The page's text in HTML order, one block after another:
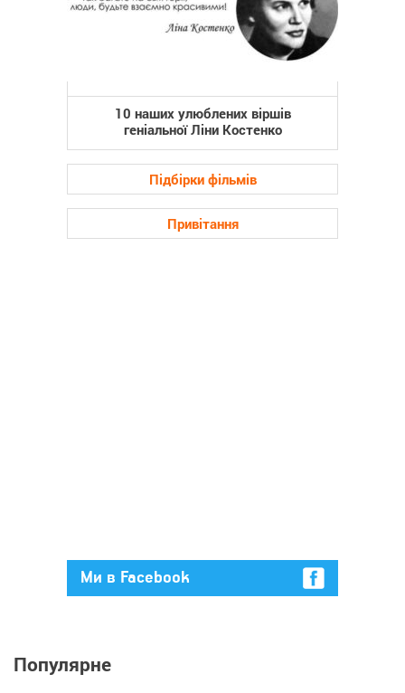
10 наших улюблених віршів
геніальної Ліни Костенко
Підбірки фільмів
Привітання
Ми в Facebook
Популярне